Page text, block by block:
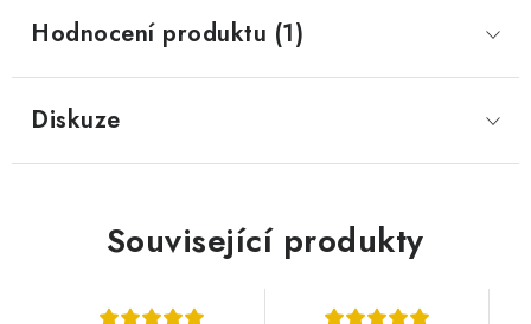
Hodnocení produktu (1)
Diskuze
Související produkty